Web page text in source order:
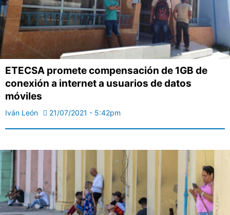
ETECSA promete compensación de 1GB de
conexión a internet a usuarios de datos
móviles
Iván León 21/07/2021 - 5:42pm